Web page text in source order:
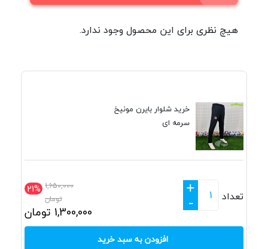
هیچ نظری برای این محصول وجود ندارد.
خرید شلوار بایرن مونیخ
سرمه ای
21% 1,650,000
تومان
1,300,000 تومان
تعداد
+
-
افزودن به سبد خرید